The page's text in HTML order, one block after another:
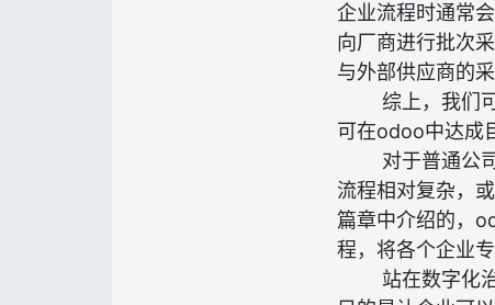
企业流程时通常
向厂商进行批次
与外部供应商的
综上，我们
可在odoo中达成
对于普通公
流程相对复杂，
篇章中介绍的，
程，将各个企业
站在数字化